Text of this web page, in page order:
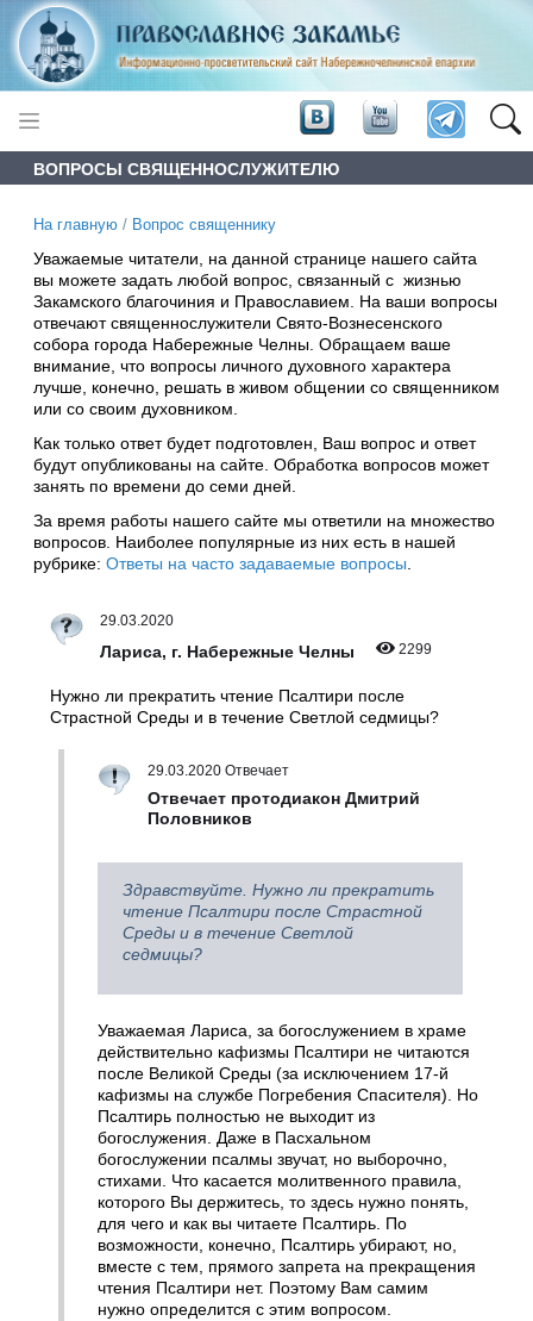
ВОПРОСЫ СВЯЩЕННОСЛУЖИТЕЛЮ
На главную / Вопрос священнику
Уважаемые читатели, на данной странице нашего сайта
вы можете задать любой вопрос, связанный с жизнью
Закамского благочиния и Православием. На ваши вопросы
отвечают священнослужители Свято-Вознесенского
собора города Набережные Челны. Обращаем ваше
внимание, что вопросы личного духовного характера
лучше, конечно, решать в живом общении со священником
или со своим духовником.
Как только ответ будет подготовлен, Ваш вопрос и ответ
будут опубликованы на сайте. Обработка вопросов может
занять по времени до семи дней.
За время работы нашего сайте мы ответили на множество
вопросов. Наиболее популярные из них есть в нашей
рубрике: Ответы на часто задаваемые вопросы
29.03.2020
Лариса, г. Набережные Челны 2299
Нужно ли прекратить чтение Псалтири после
Страстной Среды и в течение Светлой седмицы?
29.03.2020 Отвечает
Отвечает протодиакон Дмитрий
Половников
Здравствуйте. Нужно ли прекратить
чтение Псалтири после Страстной
Среды и в течение Светлой
седмицы?
Уважаемая Лариса, за богослужением в храме
действительно кафизмы Псалтири не читаются
после Великой Среды (за исключением 17-й
кафизмы на службе Погребения Спасителя). Но
Псалтирь полностью не выходит из
богослужения. Даже в Пасхальном
богослужении псалмы звучат, но выборочно,
стихами. Что касается молитвенного правила,
которого Вы держитесь, то здесь нужно понять,
для чего и как вы читаете Псалтирь. По
возможности, конечно, Псалтирь убирают, но,
вместе с тем, прямого запрета на прекращения
чтения Псалтири нет. Поэтому Вам самим
нужно определится с этим вопросом.